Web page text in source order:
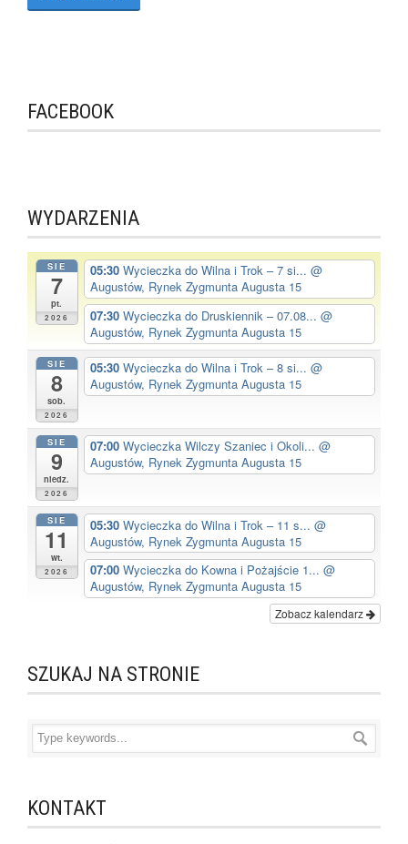
FACEBOOK
WYDARZENIA
SIE
7
pt.
2026
05:30 Wycieczka do Wilna i Trok – 7 si... @
Augustów, Rynek Zygmunta Augusta 15
07:30 Wycieczka do Druskiennik – 07.08... @
Augustów, Rynek Zygmunta Augusta 15
SIE
8
sob.
2026
05:30 Wycieczka do Wilna i Trok – 8 si... @
Augustów, Rynek Zygmunta Augusta 15
SIE
9
niedz.
2026
07:00 Wycieczka Wilczy Szaniec i Okoli... @
Augustów, Rynek Zygmunta Augusta 15
SIE
11
wt.
2026
05:30 Wycieczka do Wilna i Trok – 11 s... @
Augustów, Rynek Zygmunta Augusta 15
07:00 Wycieczka do Kowna i Pożajście 1... @
Augustów, Rynek Zygmunta Augusta 15
Zobacz kalendarz
SZUKAJ NA STRONIE
KONTAKT